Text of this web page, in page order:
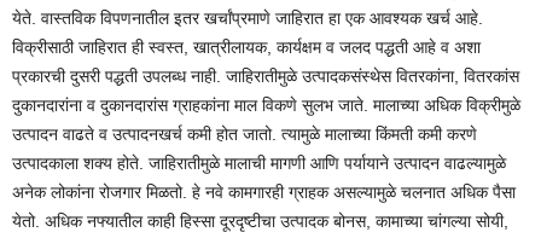
येते. वास्तविक विपणनातील इतर खर्चांप्रमाणे जाहिरात हा एक आवश्यक खर्च आहे.
विक्रीसाठी जाहिरात ही स्वस्त, खात्रीलायक, कार्यक्षम व जलद पद्धती आहे व अशा
प्रकारची दुसरी पद्धती उपलब्ध नाही. जाहिरातीमुळे उत्पादकसंस्थेस वितरकांना, वितरकांस
दुकानदारांना व दुकानदारांस ग्राहकांना माल विकणे सुलभ जाते. मालाच्या अधिक विक्रीमुळे
उत्पादन वाढते व उत्पादनखर्च कमी होत जातो. त्यामुळे मालाच्या किंमती कमी करणे
उत्पादकाला शक्य होते. जाहिरातीमुळे मालाची मागणी आणि पर्यायाने उत्पादन वाढल्यामुळे
अनेक लोकांना रोजगार मिळतो. हे नवे कामगारही ग्राहक असल्यामुळे चलनात अधिक पैसा
येतो. अधिक नफ्यातील काही हिस्सा दूरदृष्टीचा उत्पादक बोनस, कामाच्या चांगल्या सोयी,